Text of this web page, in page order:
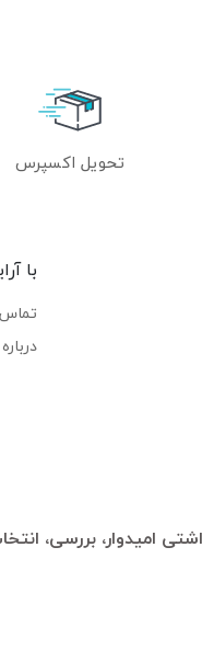
تحویل اکسپرس
با
تماس
امیدوار، بررسی،